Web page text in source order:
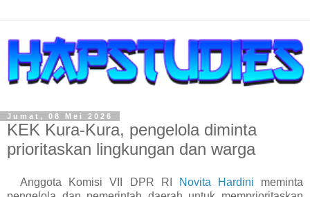
Jumat, 08 Mei 2026
KEK Kura-Kura, pengelola diminta
prioritaskan lingkungan dan warga
Anggota Komisi VII DPR RI Novita Hardini meminta